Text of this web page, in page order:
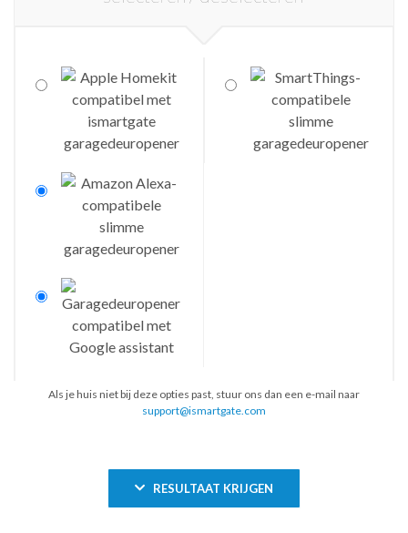
Als je huis niet bij deze opties past, stuur ons dan een e-mail naar
support@ismartgate.com
RESULTAAT KRIJGEN